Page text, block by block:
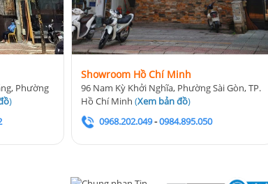
Phường
)
Showroom Hồ Chí Minh
96 Nam Kỳ Khởi Nghĩa, Phường Sài Gòn, TP.
Hồ Chí Minh(Xem bản đồ)
0968.202.049-0984.895.050